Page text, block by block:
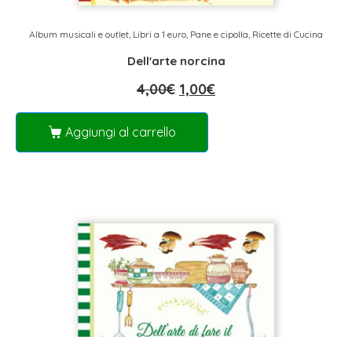
Album musicali e outlet, Libri a 1 euro, Pane e cipolla, Ricette di Cucina
Dell'arte norcina
4,00€ 1,00€
Aggiungi al carrello